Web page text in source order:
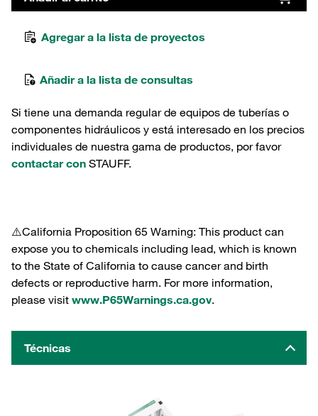
Agregar a la lista de proyectos
Añadir a la lista de consultas
Si tiene una demanda regular de equipos de tuberías o
componentes hidráulicos y está interesado en los precios
individuales de nuestra gama de productos, por favor
contactar con STAUFF.
⚠️California Proposition 65 Warning: This product can
expose you to chemicals including lead, which is known
to the State of California to cause cancer and birth
defects or reproductive harm. For more information,
please visit www.P65Warnings.ca.gov.
Técnicas